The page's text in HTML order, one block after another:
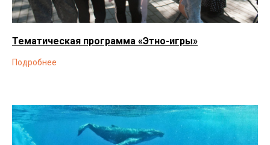
Тематическая программа «Этно-игры»
Подробнее